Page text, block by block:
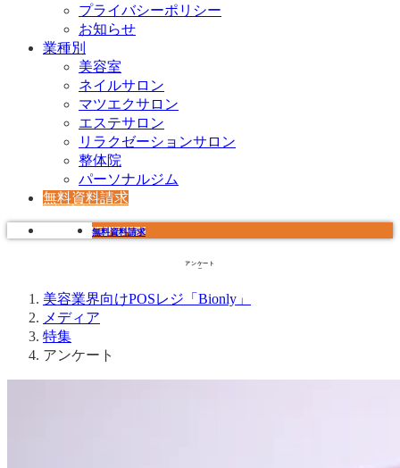
プライバシーポリシー
お知らせ
業種別
美容室
ネイルサロン
マツエクサロン
エステサロン
リラクゼーションサロン
整体院
パーソナルジム
無料資料請求
無料資料請求
アンケート
メディア
特集
アンケート